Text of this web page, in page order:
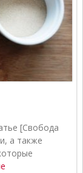
[Свобода
а также